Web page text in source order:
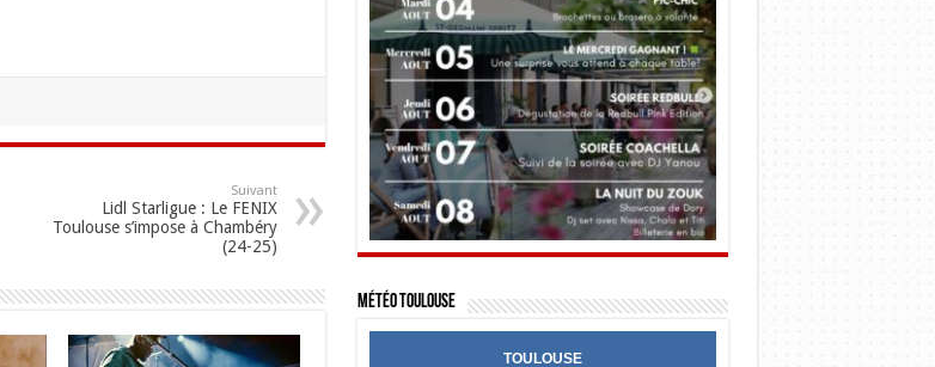
Suivant
Lidl Starligue : Le FENIX
Toulouse s’impose à Chambéry
(24-25)
Météo Toulouse